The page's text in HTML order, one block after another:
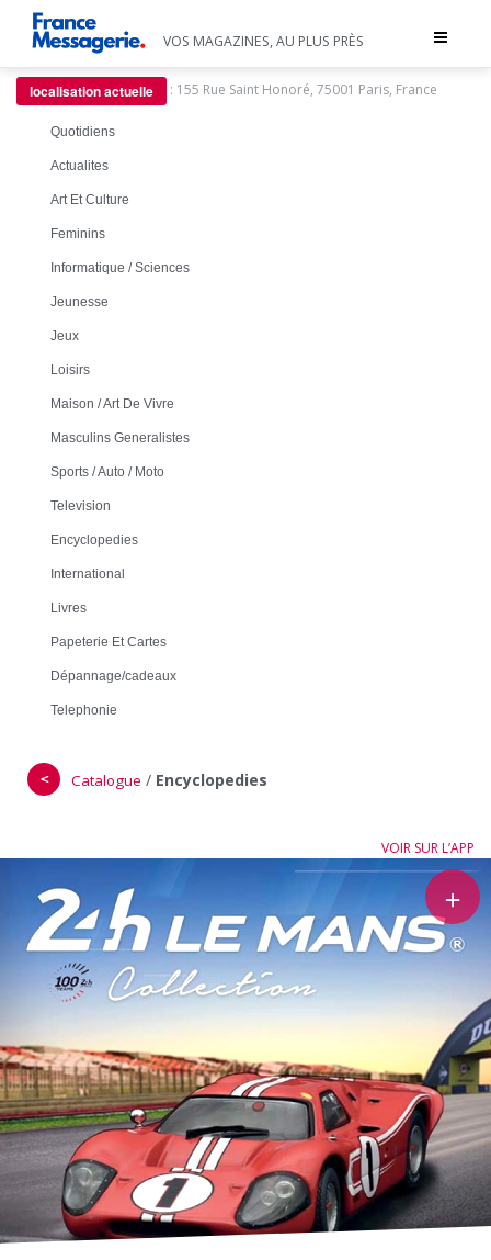
Toggle
VOS MAGAZINES, AU PLUS PRÈS
localisation actuelle : 155 Rue Saint Honoré, 75001 Paris, France
Quotidiens
Actualites
Art Et Culture
Feminins
Informatique / Sciences
Jeunesse
Jeux
Loisirs
Maison / Art De Vivre
Masculins Generalistes
Sports / Auto / Moto
Television
Encyclopedies
International
Livres
Papeterie Et Cartes
Dépannage/cadeaux
Telephonie
＜ Catalogue / Encyclopedies
VOIR SUR L’APP
＋